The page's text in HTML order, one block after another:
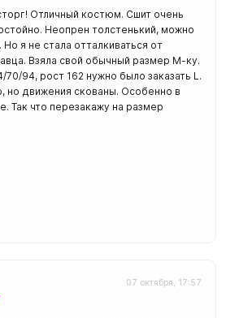
Отличный костюм. Сшит очень
Неопрен толстенький, можно
я не стала отталкиваться от
Взяла свой обычный размер М-ку.
94, рост 162 нужно было заказать L.
но движения скованы. Особенно в
Так что перезакажу на размер
07 октября, 17:57